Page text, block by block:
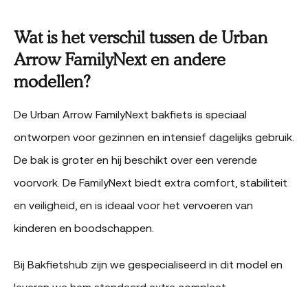
Wat is het verschil tussen de Urban
Arrow FamilyNext en andere
modellen?
De Urban Arrow FamilyNext bakfiets is speciaal
ontworpen voor gezinnen en intensief dagelijks gebruik.
De bak is groter en hij beschikt over een verende
voorvork. De FamilyNext biedt extra comfort, stabiliteit
en veiligheid, en is ideaal voor het vervoeren van
kinderen en boodschappen.
Bij Bakfietshub zijn we gespecialiseerd in dit model en